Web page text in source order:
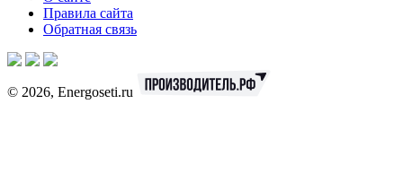
Правила сайта
Обратная связь
© 2026, Energoseti.ru